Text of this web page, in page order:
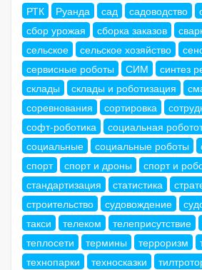
РТК
Руанда сад садоводство
сбор урожая
сборка заказов
сельское
сельское хозяйство
сервисные роботы
СИМ синтез
склады
склады и роботизация
соревнования
сортировка
софт-роботика
социальная
социальные
социальные роботы
спорт
спорт и дроны спорт и
стандартизация
статистика
строительство
судовождение
такси
телеком телеприсутствие
теплосети
термины терроризм
технопарки
техносказки